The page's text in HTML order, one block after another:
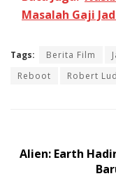
Masalah Gaji
Tags: Berita Film
Reboot
Robert
Alien: Earth